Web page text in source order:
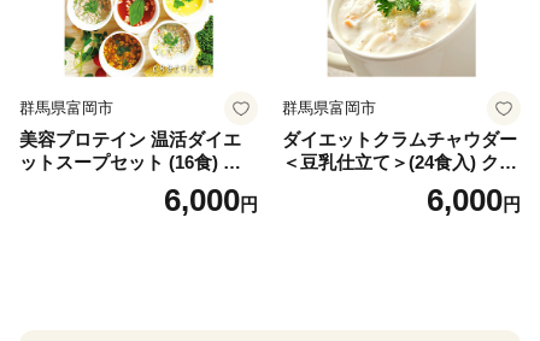
群馬県富岡市
美容プロテイン 温活ダイエ
ットスープセット (16食) 小
分け スープ 食べ比べ セット
詰合せ クラムチャウダー チ
6,000円
群馬県富岡市
ダイエットクラムチャウダー
＜豆乳仕立て＞(24食入) クラ
ムチャウダー 豆乳 ダイエッ
ト スープ プロテイン たんぱ
6,000円